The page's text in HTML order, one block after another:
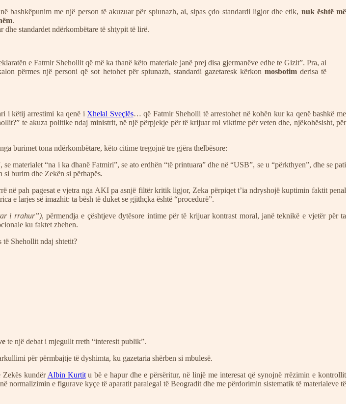
bashkëpunim me një person të akuzuar për spiunazh, ai, sipas çdo standardi ligjor dhe etik, nuk është më
.
standardet ndërkombëtare të shtypit të lirë.
e Fatmir Shehollit që më ka thanë këto materiale janë prej disa gjermanëve edhe te Gizit”. Pra, ai
përmes një personi që sot hetohet për spiunazh, standardi gazetaresk kërkon mosbotimderisa të
i këtij arrestimi ka qenë i Xhelal Sveçlës… që Fatmir Sheholli të arrestohet në kohën kur ka qenë bashkë me
te akuza politike ndaj ministrit, në një përpjekje për të krijuar rol viktime për veten dhe, njëkohësisht, për
burimet tona ndërkombëtare, këto citime tregojnë tre gjëra thelbësore:
materialet “na i ka dhanë Fatmiri”, se ato erdhën “të printuara” dhe në “USB”, se u “përkthyen”, dhe se pati
burim dhe Zekën si përhapës.
në pah pagesat e vjetra nga AKI pa asnjë filtër kritik ligjor, Zeka përpiqet t’ia ndryshojë kuptimin faktit penal
e larjes së imazhit: ta bësh të duket se gjithçka është “procedurë”.
i rrahur”), përmendja e çështjeve dytësore intime për të krijuar kontrast moral, janë teknikë e vjetër për ta
ku faktet zbehen.
të Shehollit ndaj shtetit?
te një debat i mjegullt rreth “interesit publik”.
për përmbajtje të dyshimta, ku gazetaria shërben si mbulesë.
kundër Albin Kurtitu bë e hapur dhe e përsëritur, në linjë me interesat që synojnë rrëzimin e kontrollit
e figurave kyçe të aparatit paralegal të Beogradit dhe me përdorimin sistematik të materialeve të